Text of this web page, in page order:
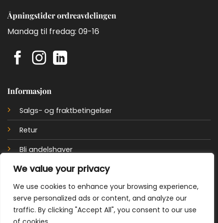
We value your privacy
We use cookies to enhance your browsing experience,
serve personalized ads or content, and analyze our
traffic. By clicking "Accept All", you consent to our use
Åpningstider ordreavdelingen
Mandag til fredag: 09-16
Informasjon
Salgs- og fraktbetingelser
Retur
Bli andelshaver
Personvernerklæring
Cookie policy